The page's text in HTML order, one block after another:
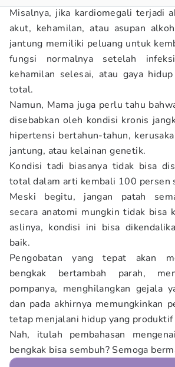
Misalnya, jika kardiomegali terjadi
akut, kehamilan, atau asupan
jantung memiliki peluang untuk
fungsi normalnya setelah
kehamilan selesai, atau gaya
total.
Namun, Mama juga perlu tahu
disebabkan oleh kondisi kronis
hipertensi bertahun-tahun,
jantung, atau kelainan genetik.
Kondisi tadi biasanya tidak bisa
total dalam arti kembali 100 persen
Meski begitu, jangan patah
secara anatomi mungkin tidak bisa
aslinya, kondisi ini bisa
baik.
Pengobatan yang tepat akan
bengkak bertambah parah,
pompanya, menghilangkan gejala
dan pada akhirnya memungkinkan
tetap menjalani hidup yang
Nah, itulah pembahasan
bengkak bisa sembuh? Semoga